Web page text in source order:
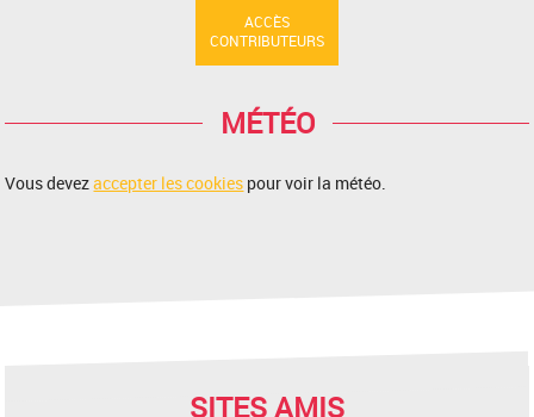
ACCÈS
CONTRIBUTEURS
MÉTÉO
Vous devezaccepter les cookies pour voir la météo.
SITES AMIS